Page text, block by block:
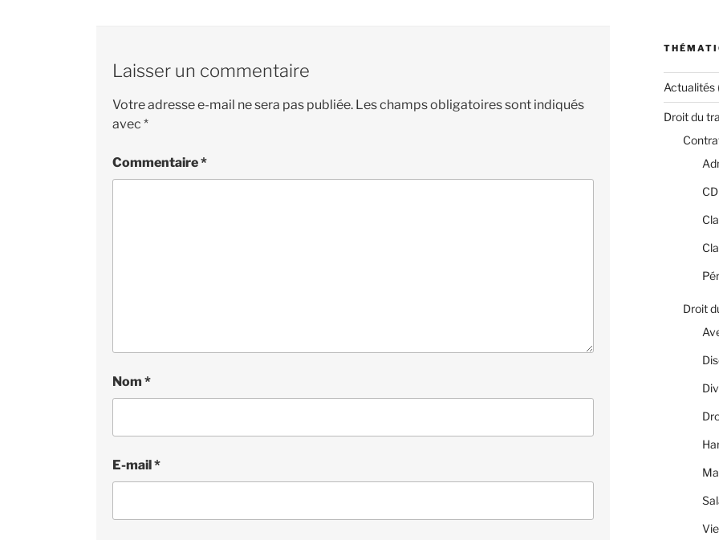
Laisser un commentaire
Votre adresse e-mail ne sera pas publiée. Les champs obligatoires sont indiqués
avec *
Commentaire*
Nom *
E-mail*
Actualités
Droit du
Droit